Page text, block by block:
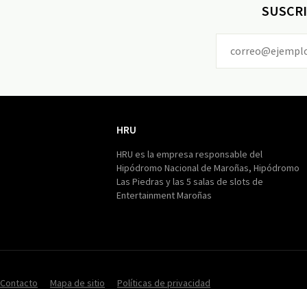
HRU
HRU es la empresa responsable del
Hipódromo Nacional de Maroñas, Hipódromo
Las Piedras y las 5 salas de slots de
Entertainment Maroñas
Contacto Mapa de sitio Políticas de privacidad